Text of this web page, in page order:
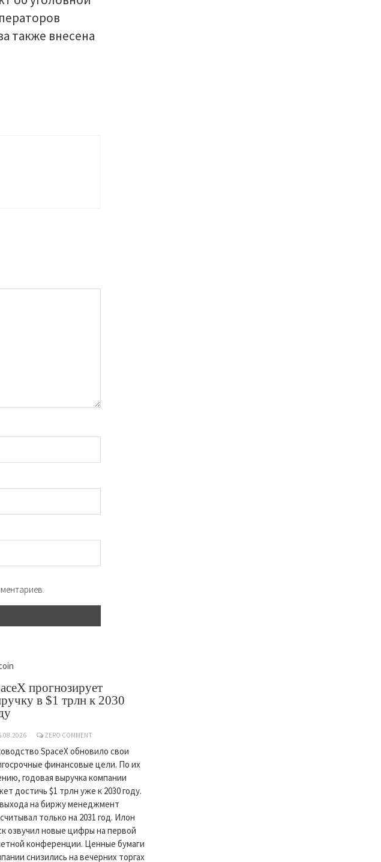
также внесена
прогнозирует
в $1 трлн к 2030
ZERO COMMENT
SpaceX обновило свои
финансовые цели. По их
годовая выручка компании
достичь $1 трлн уже к 2030 году.
на биржу менеджмент
только на 2031 год. Илон
озвучил новые цифры на первой
конференции. Ценные бумаги
снизились на вечерних торгах